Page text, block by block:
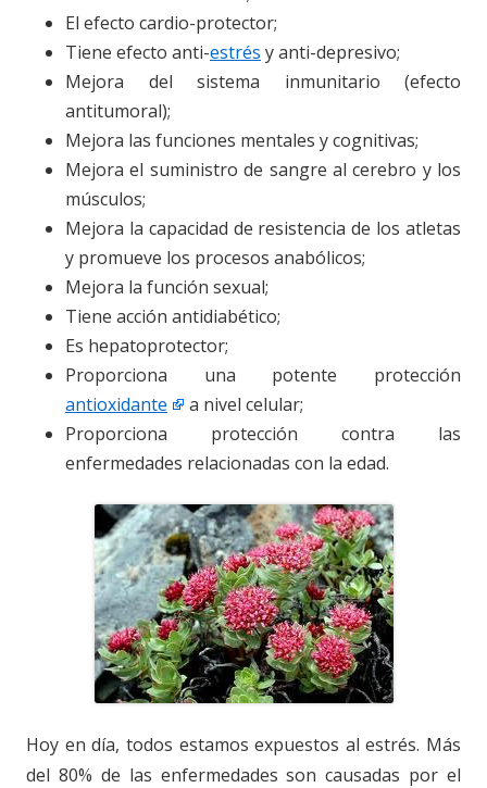
El efecto cardio-protector;
Tiene efecto anti-estrés y anti-depresivo;
Mejora del sistema inmunitario (efecto
antitumoral);
Mejora las funciones mentales y cognitivas;
Mejora el suministro de sangre al cerebro y los
músculos;
Mejora la capacidad de resistencia de los atletas
y promueve los procesos anabólicos;
Mejora la función sexual;
Tiene acción antidiabético;
Es hepatoprotector;
Proporciona una potente protección
antioxidante
a nivel celular;
Proporciona protección contra las
enfermedades relacionadas con la edad.
Hoy en día, todos estamos expuestos al estrés. Más
del 80% de las enfermedades son causadas por el